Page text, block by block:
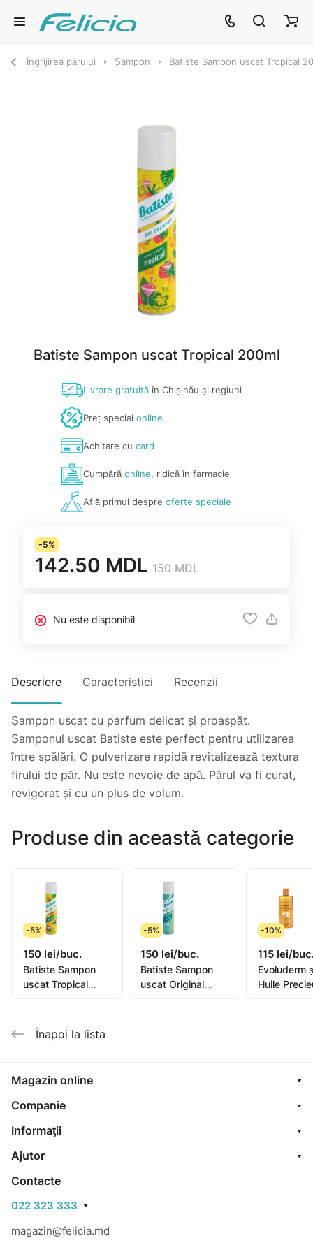
Îngrijirea părului Șampon Batiste Sampon uscat Tropical
Batiste Sampon uscat Tropical 200ml
Livrare gratuităîn Chișinău și regiuni
Preț special online
Achitare cu card
Cumpărăonline, ridică în farmacie
Află primul despre oferte speciale
-5%
142.50 MDL 150 MDL
Nu este disponibil
Descriere Caracteristici Recenzii
Șampon uscat cu parfum delicat și proaspăt.
Șamponul uscat Batiste este perfect pentru utilizarea
între spălări. O pulverizare rapidă revitalizează textura
firului de păr. Nu este nevoie de apă. Părul va fi curat,
revigorat și cu un plus de volum.
Produse din această categorie
-5%
150 lei/buc.
Batiste Sampon
uscat Tropical
-5%
150 lei/buc.
Batiste Sampon
uscat Original
-10%
115 lei/
Evoluderm
Huile
Înapoi la lista
Magazin online
Companie
Informaţii
Ajutor
Contacte
022 323 333
magazin@felicia.md